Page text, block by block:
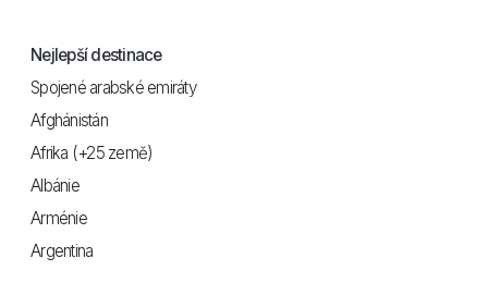
Nejlepší destinace
Spojené arabské emiráty
Afghánistán
Afrika (+25 země)
Albánie
Arménie
Argentina